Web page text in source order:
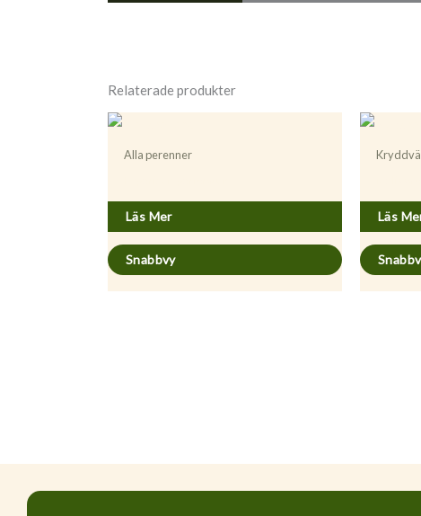
Relaterade produkter
Alla perenner
Läs Mer
Snabbvy
Läs